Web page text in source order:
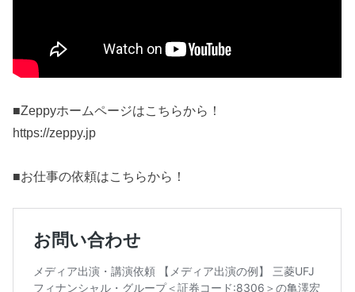
■Zeppyホームページはこちらから！
https://zeppy.jp
■お仕事の依頼はこちらから！